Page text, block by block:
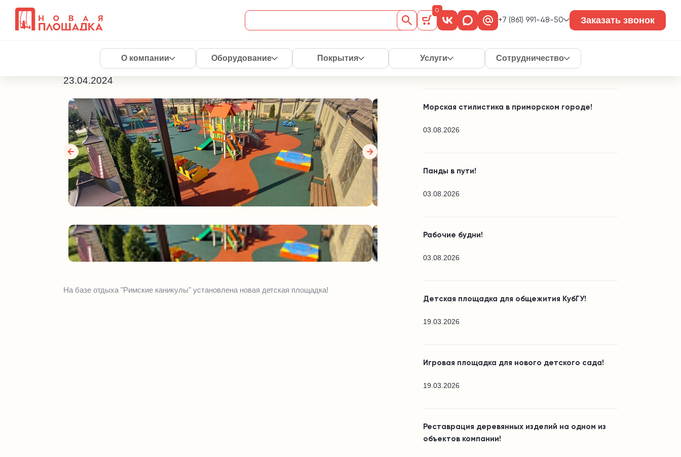
0
+7 (861) 991-48-50 Заказать звонок
О компании Оборудование Покрытия Услуги Сотрудничество
Детская площадка на базе
отдыха "Римские каникулы"!
23.04.2024
На базе отдыха "Римские каникулы" установлена новая детская площадка!
Читайте так же
Морская стилистика в приморском городе!
03.08.2026
Панды в пути!
03.08.2026
Рабочие будни!
03.08.2026
Детская площадка для общежития КубГУ!
19.03.2026
Игровая площадка для нового детского сада!
19.03.2026
Реставрация деревянных изделий на одном из
объектов компании!